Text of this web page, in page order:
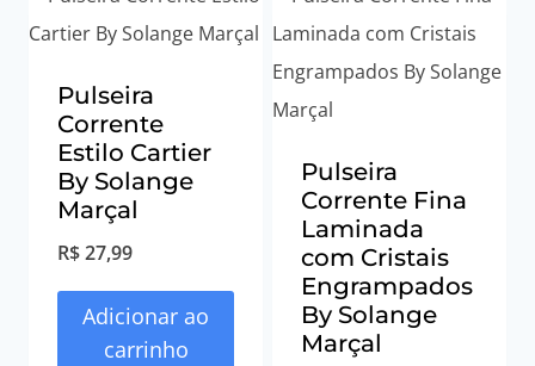
Pulseira
Corrente
Estilo Cartier
By Solange
Marçal
R$27,99
Adicionar ao
carrinho
Pulseira
Corrente Fina
Laminada
com Cristais
Engrampados
By Solange
Marçal